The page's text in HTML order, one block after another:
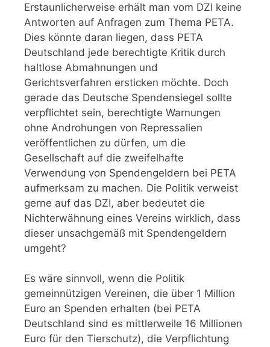
Erstaunlicherweise erhält man vom DZI keine
Antworten auf Anfragen zum Thema PETA.
Dies könnte daran liegen, dass PETA
Deutschland jede berechtigte Kritik durch
haltlose Abmahnungen und
Gerichtsverfahren ersticken möchte. Doch
gerade das Deutsche Spendensiegel sollte
verpflichtet sein, berechtigte Warnungen
ohne Androhungen von Repressalien
veröffentlichen zu dürfen, um die
Gesellschaft auf die zweifelhafte
Verwendung von Spendengeldern bei PETA
aufmerksam zu machen. Die Politik verweist
gerne auf das DZI, aber bedeutet die
Nichterwähnung eines Vereins wirklich, dass
dieser unsachgemäß mit Spendengeldern
umgeht?
Es wäre sinnvoll, wenn die Politik
gemeinnützigen Vereinen, die über 1 Million
Euro an Spenden erhalten (bei PETA
Deutschland sind es mittlerweile 16 Millionen
Euro für den Tierschutz), die Verpflichtung